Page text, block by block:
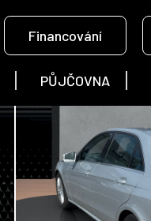
Financování
PŮJČOVNA